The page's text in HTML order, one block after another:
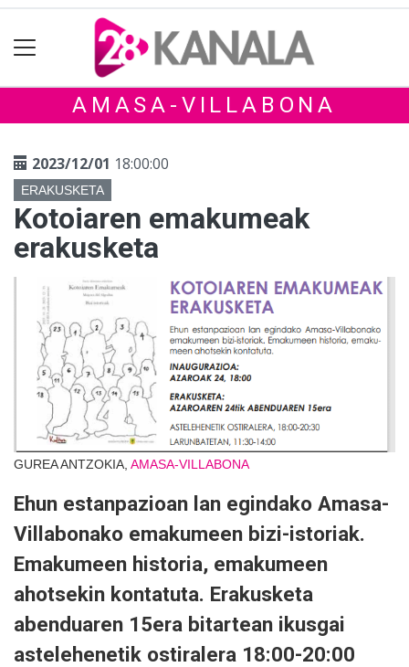
AMASA-VILLABONA
2023/12/01 18:00:00
ERAKUSKETA
Kotoiaren emakumeak
erakusketa
GUREA ANTZOKIA, AMASA-VILLABONA
Ehun estanpazioan lan egindako Amasa-
Villabonako emakumeen bizi-istoriak.
Emakumeen historia, emakumeen
ahotsekin kontatuta. Erakusketa
abenduaren 15era bitartean ikusgai
astelehenetik ostiralera 18:00-20:00